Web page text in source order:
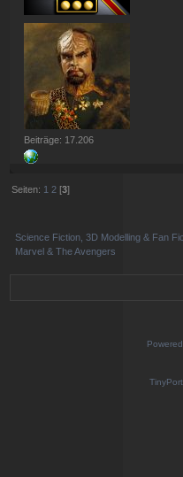
Beiträge: 17.206
Seiten: 1 2 [3]
Science Fiction, 3D Modelling & Fan
Marvel & The Avengers